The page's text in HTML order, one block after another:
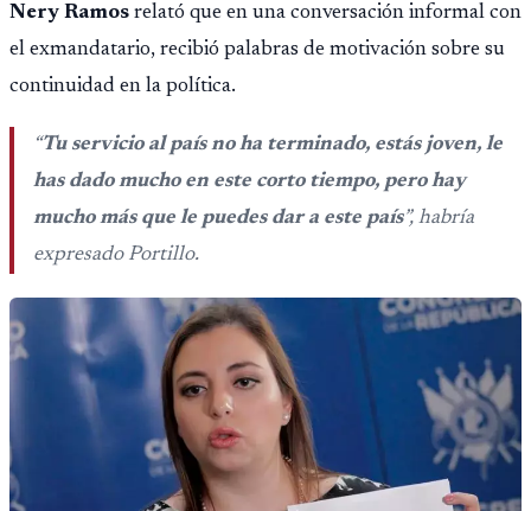
Nery Ramos relató que en una conversación informal con
el exmandatario, recibió palabras de motivación sobre su
continuidad en la política.
“Tu servicio al país no ha terminado, estás joven, le
has dado mucho en este corto tiempo, pero hay
mucho más que le puedes dar a este país”, habría
expresado Portillo.